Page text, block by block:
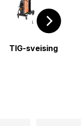
TIG-sveising